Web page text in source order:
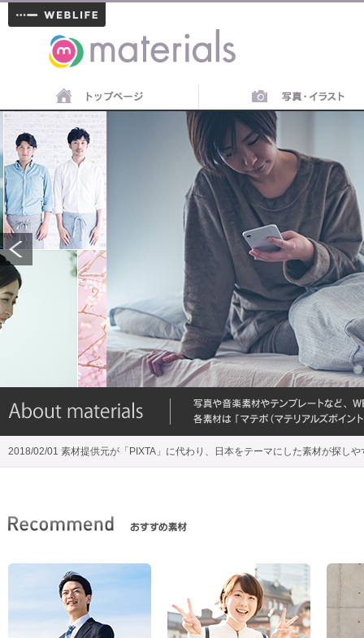
materials
2018/02/01 素材提供元が「PIXTA」に代わり、日本をテーマにした素材が探しや